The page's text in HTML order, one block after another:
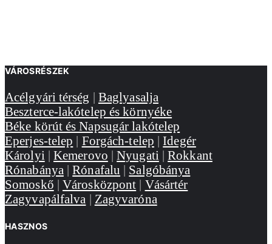
VÁROSRÉSZEK
Acélgyári térség | Baglyasalja
Beszterce-lakótelep és környéke
Béke körút és Napsugár lakótelep
Eperjes-telep | Forgách-telep |Idegér
Károlyi |Kemerovo |Nyugati |Rokkant
Rónabánya |Rónafalu | Salgóbánya
Somoskő |Városközpont | Vásártér
Zagyvapálfalva | Zagyvaróna
HASZNOS